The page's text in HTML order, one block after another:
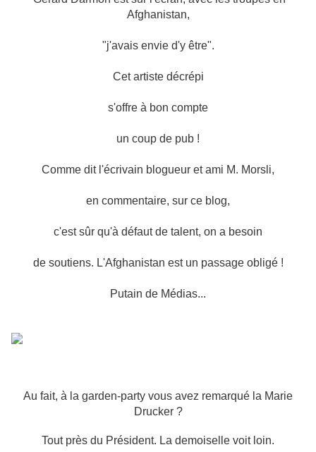
Afghanistan,
"j'avais envie d'y être".
Cet artiste décrépi
s'offre à bon compte
un coup de pub !
Comme dit l'écrivain blogueur et ami M. Morsli,
en commentaire, sur ce blog,
c'est sûr qu'à défaut de talent, on a besoin
de soutiens. L'Afghanistan est un passage obligé !
Putain de Médias...
Au fait, à la garden-party vous avez remarqué la Marie
Drucker ?
Tout près du Président. La demoiselle voit loin.